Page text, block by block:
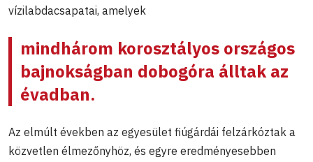
vízilabdacsapatai, amelyek
mindhárom korosztályos országos
bajnokságban dobogóra álltak az
évadban.
Az elmúlt években az egyesület fiúgárdái felzárkóztak a
közvetlen élmezőnyhöz, és egyre eredményesebben